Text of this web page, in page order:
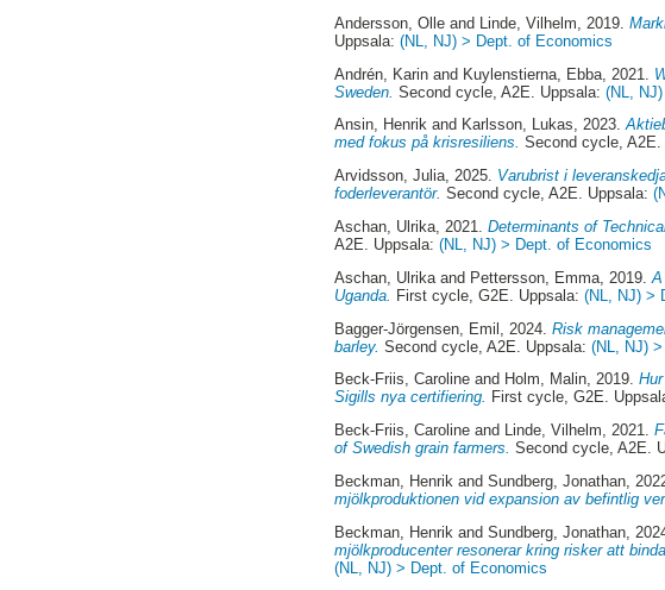
Andersson, Olle and Linde, Vilhelm , 2019.
Uppsala:(NL, NJ) > Dept. of Economics
Andrén, Karin and Kuylenstierna, Ebba , 2021.
Sweden. Second cycle, A2E. Uppsala:(NL,
Ansin, Henrik and Karlsson, Lukas, 2023.
med fokus på krisresiliens. Second cycle,
Arvidsson, Julia, 2025. Varubrist i
foderleverantör. Second cycle, A2E. Uppsala:
Aschan, Ulrika , 2021.Determinants of
A2E. Uppsala:(NL, NJ) > Dept. of Economics
Aschan, Ulrika and Pettersson, Emma , 2019.
Uganda.
First cycle, G2E. Uppsala:(NL, NJ) >
Bagger-Jörgensen, Emil , 2024.Risk
barley. Second cycle, A2E. Uppsala:(NL, NJ)
Beck-Friis, Caroline and Holm, Malin, 2019.
Sigills nya certifiering. First cycle, G2E.
Beck-Friis, Caroline and Linde, Vilhelm, 2021.
of Swedish grain farmers. Second cycle, A2E.
Beckman, Henrik andSundberg, Jonathan ,
mjölkproduktionen vid expansion av befintlig
Beckman, Henrik andSundberg, Jonathan ,
mjölkproducenter resonerar kring risker att
(NL, NJ) > Dept. of Economics